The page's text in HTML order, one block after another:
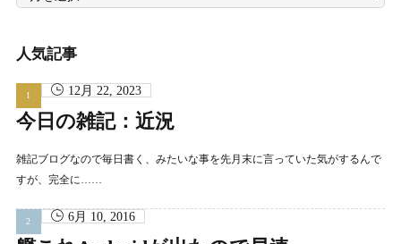
ア
イ
ブ
人気記事
12月 22, 2023
今日の雑記：近況
雑記ブログなので毎日書く、みたいな事を先月末に言っていた気がするんで
すが、完全に……
6月 10, 2016